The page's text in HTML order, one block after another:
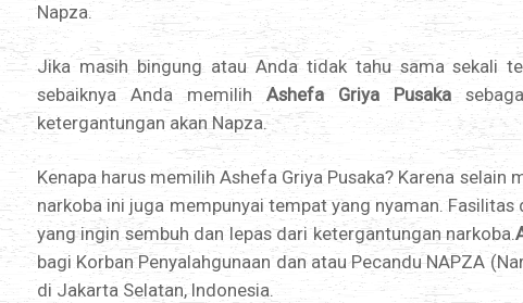
Napza.
Jika masih bingung atau Anda tidak tahu sama sekali
sebaiknya Anda memilih Ashefa Griya Pusaka
ketergantungan akan Napza.
Kenapa harus memilih Ashefa Griya Pusaka? Karena
narkoba ini juga mempunyai tempat yang nyaman.
yang ingin sembuh dan lepas dari ketergantungan narkoba.
bagi Korban Penyalahgunaan dan atau Pecandu NAPZA
di Jakarta Selatan, Indonesia.